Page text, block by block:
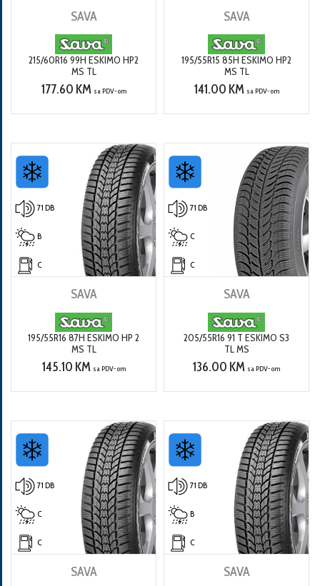
SAVA
215/60R16 99H ESKIMO HP2
MS TL
177.60 KM sa PDV-om
SAVA
195/55R15 85H ESKIMO HP2
MS TL
141.00 KM sa PDV-om
71 DB
B
C
SAVA
195/55R16 87H ESKIMO HP 2
MS TL
145.10 KM sa PDV-om
71 DB
C
C
SAVA
205/55R16 91 T ESKIMO S3
TL MS
136.00 KM sa PDV-om
71 DB
C
C
SAVA
71 DB
B
C
SAVA